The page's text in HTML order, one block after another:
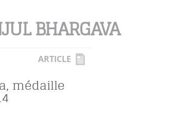
BHARGAVA
ARTICLE
médaille